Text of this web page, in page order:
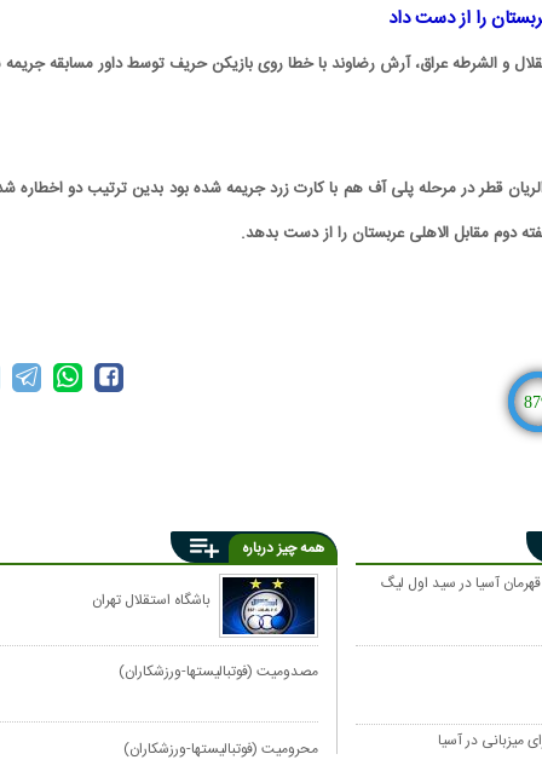
را از دست داد
و الشرطه عراق، آرش رضاوند با خطا روی بازیکن حریف توسط داور مسابقه
قطر در مرحله پلی آف هم با کارت زرد جریمه شده بود بدین ترتیب دو اخطاره
دوم مقابل الاهلی عربستان را از دست بدهد.
87
آسیا در سید اول لیگ
میزبانی در آسیا
همه چیز درباره
باشگاه استقلال تهران
مصدومیت (فوتبالیستها-ورزشکاران)
محرومیت (فوتبالیستها-ورزشکاران)